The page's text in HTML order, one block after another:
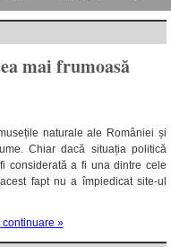
mai frumoasă
naturale ale României și
Chiar dacă situația politică
considerată a fi una dintre cele
fapt nu a împiedicat site-ul
continuare »